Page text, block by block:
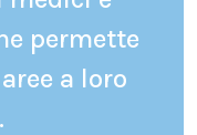
permette
a loro